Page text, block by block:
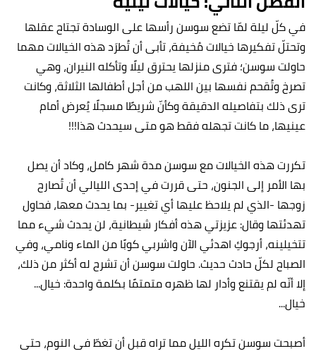
في كلّ ليلة لمّا تضع سوسن رأسها على الوسادة تجتاح عقلها
وتحتلّ تفكيرها خيالات مُخيفة، تأبى أن تُطرَد هذه الخيالات مهما
حاولت سوسن؛ فترى منزلها يحترق ليلًا وتأكله النيران، وهي
تصرخ وتُقحم نفسها بين اللهب من أجل أطفالها الثلاثة، وكانت
ترى ذلك بتفاصيله الدقيقة وكأنّ شريطًا مسجلًا يُعرض أمام
عينيها، ما كانت تجهله فقط هو متى سيحدث هذا!!!
تكررت هذه الخيالات مع سوسن مدة شهر كامل، وكاد أن يصل
بها الأمر إلى الجنون، حتى قررت في إحدى الليالي أن تُصارح
زوجها -الذي لم يلاحظ عليها أي تغيير- بما يحدث معها، فحاول
تهدئتها وقال: عزيزتي هذه أفكار شيطانية، لن يحدث شيء مما
تتخيلينه، أرجوكِ اهدئي الآن واشربي كوبًا من الماء ونامي، وفي
الصباح لكلّ حادث حديث. حاولت سوسن أن تشرح له أكثر من ذلك،
إلا أنّه لم يقتنع وأدار لها ظهره متمتمًا بكلمة واحدة: خيال...
خيال...
أصبحت سوسن تكره الليل مما تراه قبل أن تغطّ في النوم، حتى